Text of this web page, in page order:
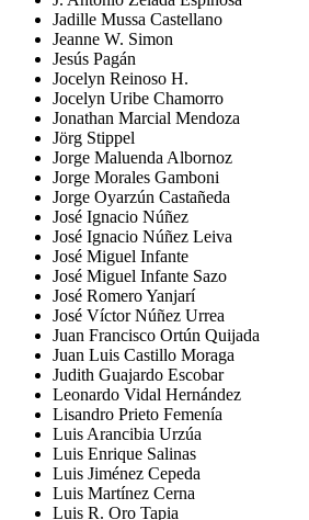
Jadille Mussa Castellano
Jeanne W. Simon
Jesús Pagán
Jocelyn Reinoso H.
Jocelyn Uribe Chamorro
Jonathan Marcial Mendoza
Jörg Stippel
Jorge Maluenda Albornoz
Jorge Morales Gamboni
Jorge Oyarzún Castañeda
José Ignacio Núñez
José Ignacio Núñez Leiva
José Miguel Infante
José Miguel Infante Sazo
José Romero Yanjarí
José Víctor Núñez Urrea
Juan Francisco Ortún Quijada
Juan Luis Castillo Moraga
Judith Guajardo Escobar
Leonardo Vidal Hernández
Lisandro Prieto Femenía
Luis Arancibia Urzúa
Luis Enrique Salinas
Luis Jiménez Cepeda
Luis Martínez Cerna
Luis R. Oro Tapia